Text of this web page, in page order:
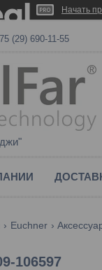
Начать
(29) 690-11-55
Euchner
106597